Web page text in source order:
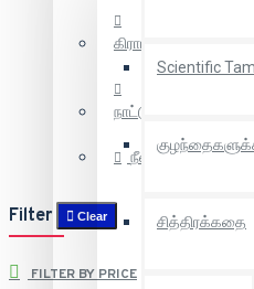
Scientific
சித்திரக்கதை
கிராமியக் கதைகள்
நாட்டுப்புறகதைகள்
நீள்கதைகள்
Filter Clear
FILTER BY PRICE